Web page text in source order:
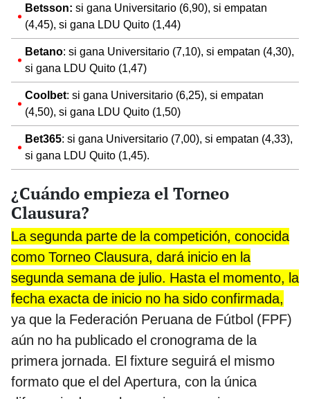
Betsson: si gana Universitario (6,90), si empatan
(4,45), si gana LDU Quito (1,44)
Betano: si gana Universitario (7,10), si empatan (4,30),
si gana LDU Quito (1,47)
Coolbet: si gana Universitario (6,25), si empatan
(4,50), si gana LDU Quito (1,50)
Bet365: si gana Universitario (7,00), si empatan (4,33),
si gana LDU Quito (1,45).
¿Cuándo empieza el Torneo
Clausura?
La segunda parte de la competición, conocida
como Torneo Clausura, dará inicio en la
segunda semana de julio. Hasta el momento, la
fecha exacta de inicio no ha sido confirmada,
ya que la Federación Peruana de Fútbol (FPF)
aún no ha publicado el cronograma de la
primera jornada. El fixture seguirá el mismo
formato que el del Apertura, con la única